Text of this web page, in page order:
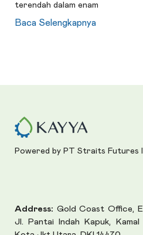
terendah dalam enam
Baca Selengkapnya
Powered by PT Straits Futures
Address: Gold Coast Office,
Jl. Pantai Indah Kapuk,